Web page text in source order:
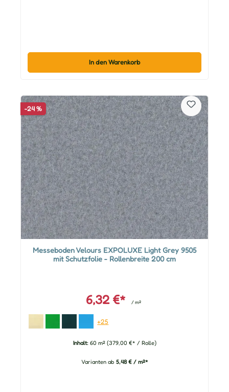
In den Warenkorb
-24 %
Messeboden Velours EXPOLUXE Light Grey 9505
mit Schutzfolie - Rollenbreite 200 cm
6,32 €* / m²
+25
Inhalt: 60 m² (379,00 €* / Rolle)
Varianten ab 5,48 € / m²*